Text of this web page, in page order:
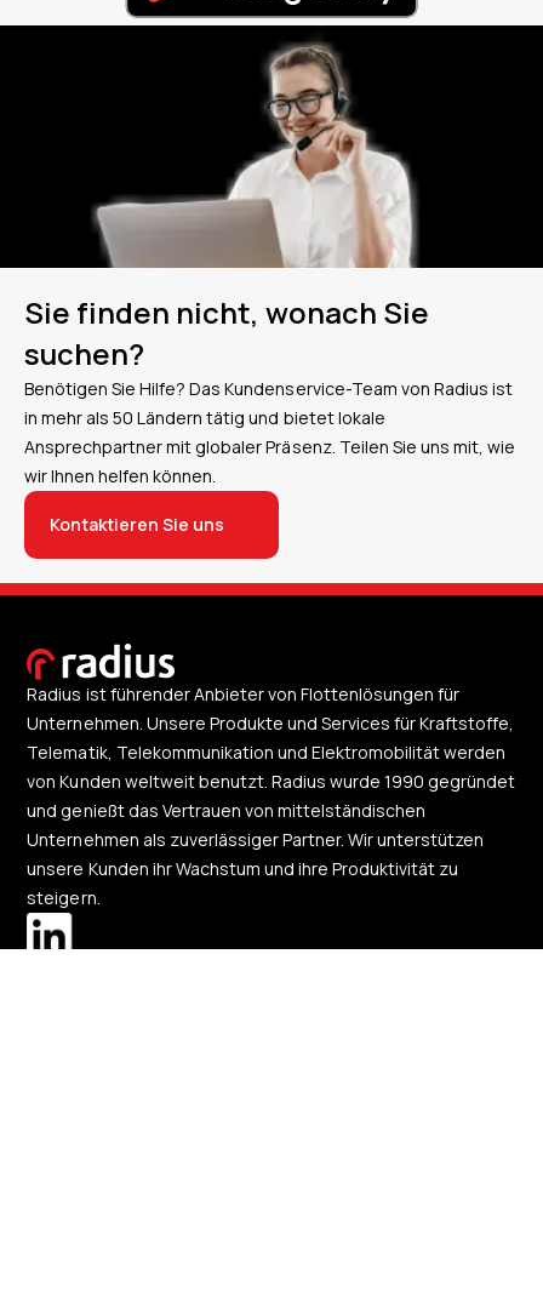
Sie finden nicht, wonach Sie
suchen?
Benötigen Sie Hilfe? Das Kundenservice-Team von Radius ist
in mehr als 50 Ländern tätig und bietet lokale
Ansprechpartner mit globaler Präsenz. Teilen Sie uns mit, wie
wir Ihnen helfen können.
Kontaktieren Sie uns
Radius ist führender Anbieter von Flottenlösungen für
Unternehmen. Unsere Produkte und Services für Kraftstoffe,
Telematik, Telekommunikation und Elektromobilität werden
von Kunden weltweit benutzt. Radius wurde 1990 gegründet
und genießt das Vertrauen von mittelständischen
Unternehmen als zuverlässiger Partner. Wir unterstützen
unsere Kunden ihr Wachstum und ihre Produktivität zu
steigern.